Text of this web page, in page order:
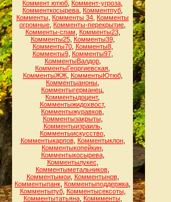
Коммент ютюб Коммент-угроза
Комменткосырева Комментпуб
Комменты Комменты 34 Комменты
огромные Комменты-перекрытие
Комменты-спам
Комменты23,
Комменты25, Комменты39,
Комменты70, Комменты8,
Комменты9, Комменты97,
КомментыВалдор,
КомментыГеоргиевская
КомментыЖЖ, КомментыЮтюб,
Комментыаноны
Комментыгерманец
Комментыдоцент,
Комментыжидохвост,
Комментыжуравков
Комментызакрыты,
Комментыизраиль,
Комментыискусство
Комментыкарпов, Комментыклон,
Комментыкопейкин
Комментыкосырева,
Комментылукес
Комментыметальников
Комментымои, Комментынов,
Комментыпанк Комментыподдержка
Комментыпуб, Комментысексоты,
Комментытатьяна, Коммменты,